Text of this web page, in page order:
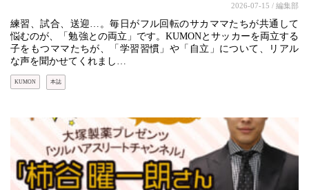
2026-07-15 / 編集部
練習、試合、送迎…。毎日がフル回転のサカママたちが共通して
悩むのが、「勉強との両立」です。KUMONとサッカーを両立する
子をもつママたちが、「学習習慣」や「自立」について、リアル
な声を聞かせてくれまし…
KUMON 本誌